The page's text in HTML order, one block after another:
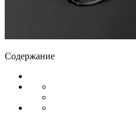
Содержание